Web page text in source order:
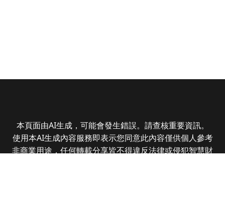
本頁面由AI生成，可能會發生錯誤。請查核重要資訊。
使用本AI生成內容服務即表示您同意此內容僅供個人參考
非商業用途，任何轉載分享皆不得違反法律或侵犯智慧財